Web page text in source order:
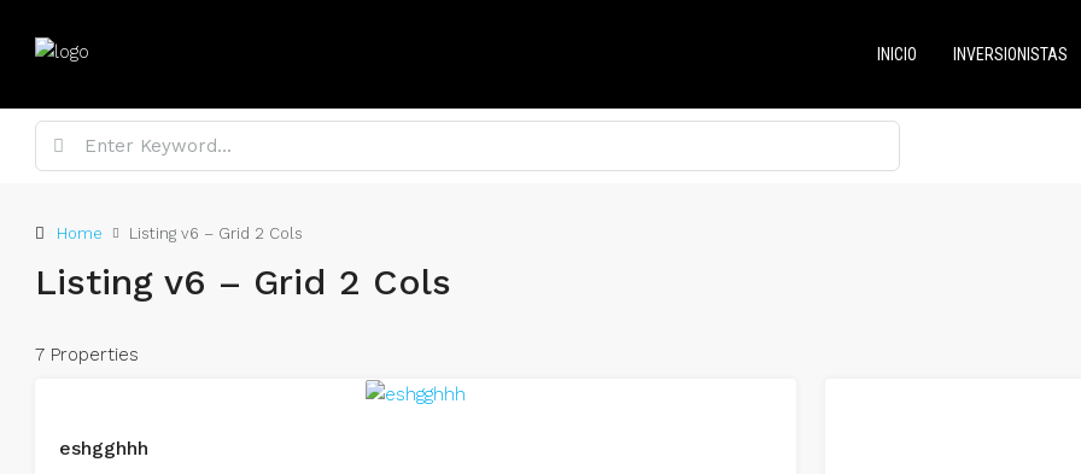
INICIO INVERSIONISTAS
Home Listing v6 – Grid 2 Cols
Listing v6 – Grid 2 Cols
7 Properties
eshgghhh